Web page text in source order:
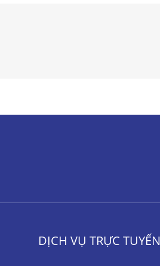
DỊCH VỤ TRỰC TUYẾN